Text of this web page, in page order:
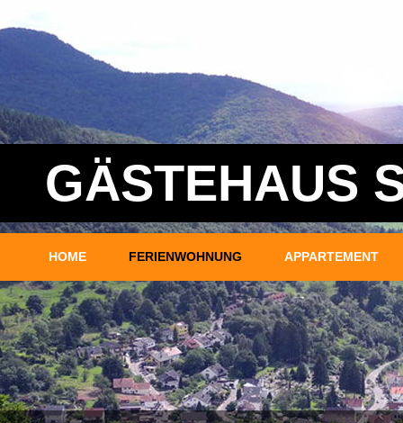
GÄSTEHAUS
HOME FERIENWOHNUNG APPARTEMENT